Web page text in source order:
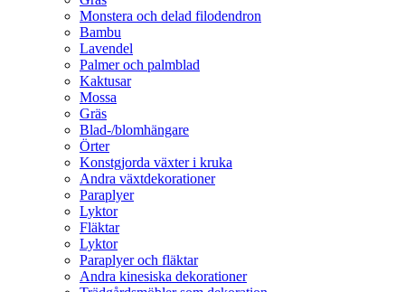
Monstera och delad filodendron
Bambu
Lavendel
Palmer och palmblad
Kaktusar
Mossa
Gräs
Blad-/blomhängare
Örter
Konstgjorda växter i kruka
Andra växtdekorationer
Paraplyer
Lyktor
Fläktar
Lyktor
Paraplyer och fläktar
Andra kinesiska dekorationer